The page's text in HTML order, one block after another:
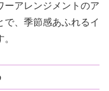
ーアレンジメントのア
で、季節感あふれるイ